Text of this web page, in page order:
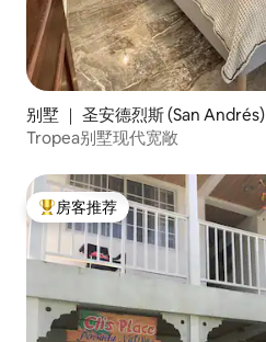
别墅 ｜ 圣安德烈斯 (San Andrés)
Tropea别墅现代宽敞
热门「房客推荐」
房客推荐